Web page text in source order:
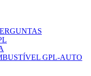
GPL-AUTO